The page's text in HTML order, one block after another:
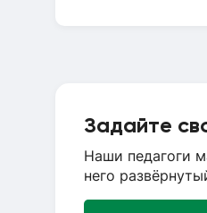
Задайте
Наши педагоги
него